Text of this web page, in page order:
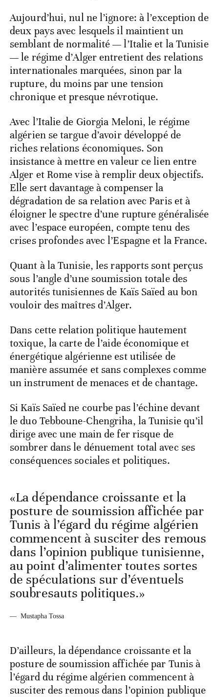
Aujourd’hui, nul ne l’ignore: à l’exception de
deux pays avec lesquels il maintient un
semblant de normalité — l’Italie et la Tunisie
— le régime d’Alger entretient des relations
internationales marquées, sinon par la
rupture, du moins par une tension
chronique et presque névrotique.
Avec l’Italie de Giorgia Meloni, le régime
algérien se targue d’avoir développé de
riches relations économiques. Son
insistance à mettre en valeur ce lien entre
Alger et Rome vise à remplir deux objectifs.
Elle sert davantage à compenser la
dégradation de sa relation avec Paris et à
éloigner le spectre d’une rupture généralisée
avec l’espace européen, compte tenu des
crises profondes avec l’Espagne et la France.
Quant à la Tunisie, les rapports sont perçus
sous l’angle d’une soumission totale des
autorités tunisiennes de Kaïs Saïed au bon
vouloir des maîtres d’Alger.
Dans cette relation politique hautement
toxique, la carte de l’aide économique et
énergétique algérienne est utilisée de
manière assumée et sans complexes comme
un instrument de menaces et de chantage.
Si Kaïs Saïed ne courbe pas l’échine devant
le duo Tebboune-Chengriha, la Tunisie qu’il
dirige avec une main de fer risque de
sombrer dans le dénuement total avec ses
conséquences sociales et politiques.
«La dépendance croissante et la
posture de soumission affichée par
Tunis à l’égard du régime algérien
commencent à susciter des remous
dans l’opinion publique tunisienne,
au point d’alimenter toutes sortes
de spéculations sur d’éventuels
soubresauts politiques.»
— Mustapha Tossa
D’ailleurs, la dépendance croissante et la
posture de soumission affichée par Tunis à
l’égard du régime algérien commencent à
susciter des remous dans l’opinion publique